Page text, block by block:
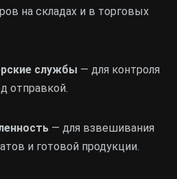
на складах и в торговых
службы — для контроля
отправкой.
— для взвешивания
и готовой продукции.